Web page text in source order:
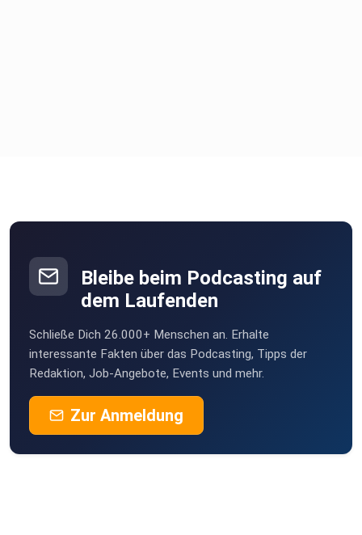
Bleibe beim Podcasting auf
dem Laufenden
Schließe Dich 26.000+ Menschen an. Erhalte
interessante Fakten über das Podcasting, Tipps der
Redaktion, Job-Angebote, Events und mehr.
Zur Anmeldung